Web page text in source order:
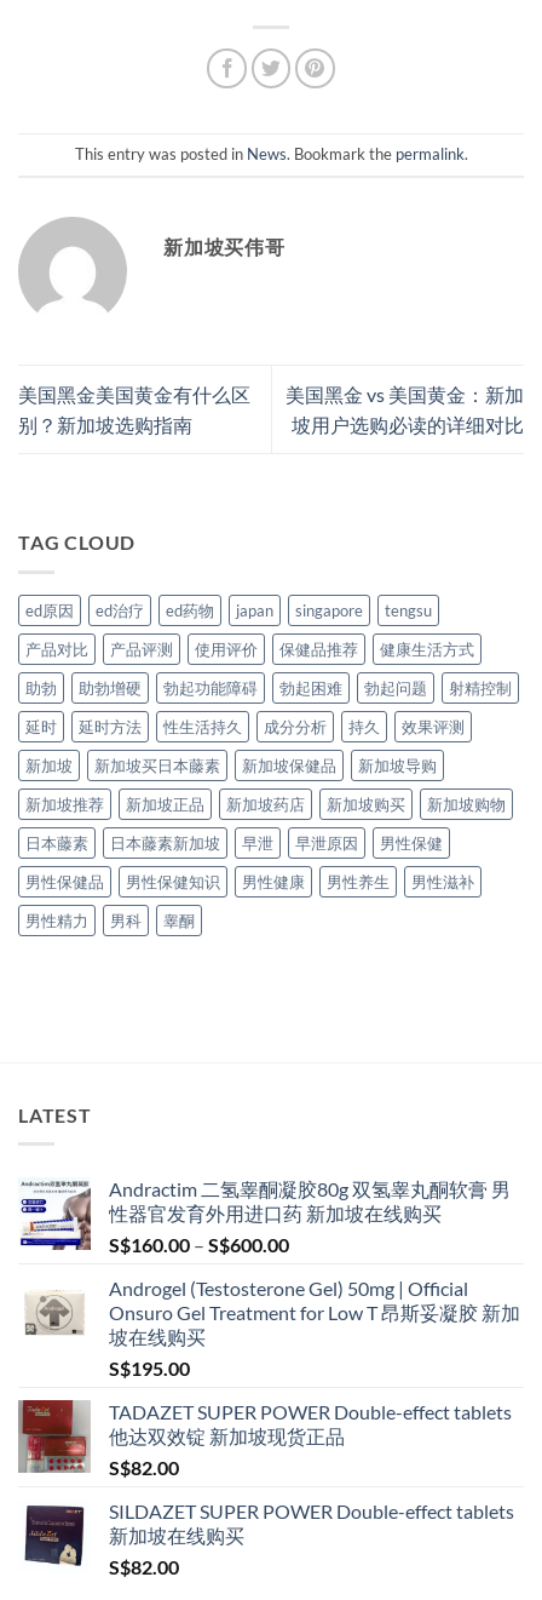
This entry was posted in News. Bookmark the permalink.
新加坡买伟哥
美国黑金美国黄金有什么区
别？新加坡选购指南
美国黑金 vs 美国黄金：新加
坡用户选购必读的详细对比
TAG CLOUD
ed原因 ed治疗 ed药物 japan singapore
tengsu
产品对比
产品评测 使用评价 保健品推荐
健康生活方式
助勃
助勃增硬 勃起功能障碍 勃起困难 勃起问题
射精控制
延时
延时方法 性生活持久 成分分析 持久
效果评测
新加坡
新加坡买日本藤素 新加坡保健品
新加坡导购
新加坡推荐
新加坡正品 新加坡药店 新加坡购买
新加坡购物
日本藤素
日本藤素新加坡 早泄 早泄原因
男性保健
男性保健品
男性保健知识 男性健康 男性养生
男性滋补
男性精力
男科 睾酮
LATEST
Andractim 二氢睾酮凝胶80g 双氢睾丸酮软膏 男
性器官发育外用进口药 新加坡在线购买
S$160.00 – S$600.00Price
S$160.00
through
Androgel (Testosterone Gel) 50mg | Official
Onsuro Gel Treatment for Low T 昂斯妥凝胶 新加
坡在线购买
S$195.00
TADAZET SUPER POWER Double-effect tablets
他达双效锭 新加坡现货正品
S$82.00
SILDAZET SUPER POWER Double-effect tablets
新加坡在线购买
S$82.00